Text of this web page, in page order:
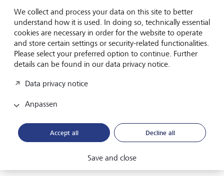
dem Unternehmen Milliarden eingebracht.
Der nächste logische Schritt war die Gründung einer
eigenen Risikokapitalgesellschaft. Getrieben von der
Notwendigkeit, "flexibel zu sein, um sich um seine vier
heranwachsenden Kinder zu kümmern, dem Wunsch,
wieder mehr zu experimentieren und manchmal auch
'unüberlegte wissenschaftliche Experimente' zu
finanzieren", wie es auf seiner Webseite heisst, gründete
der Entrepreneur im Jahr 2004 Khosla Ventures.
Innovative Technologien mit
sozialer Wirkung
We collect and process your data on this site to better
understand how it is used. In doing so, technically essential
cookies are necessary in order for the website to operate
and store certain settings or security-related functionalities.
Please select your preferred option to continue. Further
details can be found in our data privacy notice.
Data privacy notice
Anpassen
Accept all Decline all
Save and close